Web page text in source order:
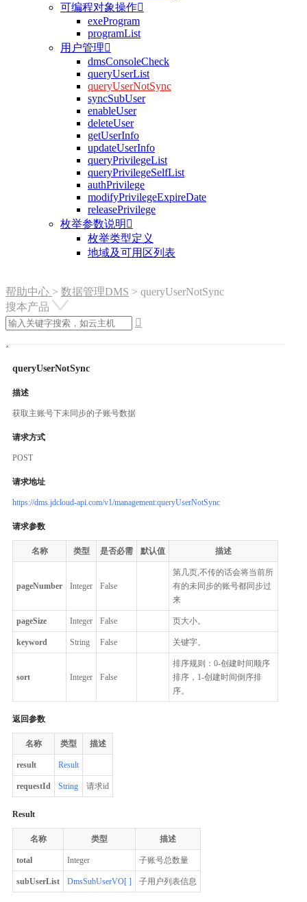
可编程对象操作
exeProgram
programList
用户管理
dmsConsoleCheck
queryUserList
queryUserNotSync
syncSubUser
enableUser
deleteUser
getUserInfo
updateUserInfo
queryPrivilegeList
queryPrivilegeSelfList
authPrivilege
modifyPrivilegeExpireDate
releasePrivilege
枚举参数说明 
枚举类型定义
地域及可用区列表
帮助中心 > 数据管理DMS > queryUserNotSync
搜本产品

queryUserNotSync
描述
获取主账号下未同步的子账号数据
请求方式
POST
请求地址
https://dms.jdcloud-api.com/v1/management:queryUserNotSync
请求参数
名称 类型 是否必需 默认值 描述
pageNumber Integer False
第几页,不传的话会将当前所
有的未同步的账号都同步过
来
pageSize Integer False 页大小。
keyword String False 关键字。
sort Integer False
排序规则：0-创建时间顺序
排序，1-创建时间倒序排
序。
返回参数
名称 类型 描述
result Result
requestId String 请求id
Result
名称 类型 描述
total Integer 子账号总数量
subUserList DmsSubUserVO[ ] 子用户列表信息